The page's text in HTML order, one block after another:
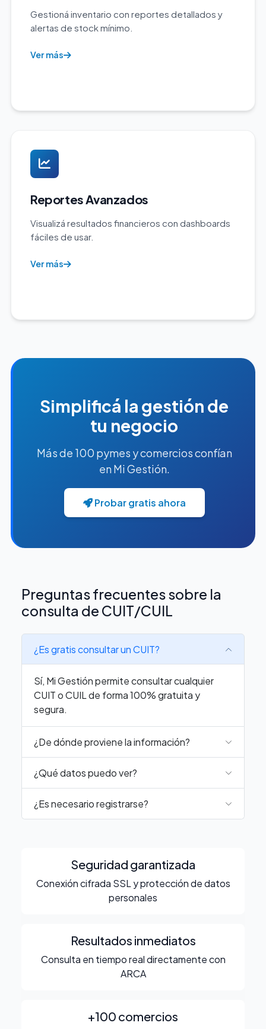
Gestioná inventario con reportes detallados y
alertas de stock mínimo.
Ver más
Reportes Avanzados
Visualizá resultados financieros con dashboards
fáciles de usar.
Ver más
Simplificá la gestión de
tu negocio
Más de 100 pymes y comercios confían
en Mi Gestión.
Probar gratis ahora
Preguntas frecuentes sobre la
consulta de CUIT/CUIL
¿Es gratis consultar un CUIT?
Sí, Mi Gestión permite consultar cualquier
CUIT o CUIL de forma 100% gratuita y
segura.
¿De dónde proviene la información?
¿Qué datos puedo ver?
¿Es necesario registrarse?
Seguridad garantizada
Conexión cifrada SSL y protección de datos
personales
Resultados inmediatos
Consulta en tiempo real directamente con
ARCA
+100 comercios